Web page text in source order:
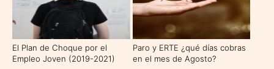
El Plan de Choque por el
Empleo Joven (2019-2021)
Paro y ERTE ¿qué días cobras
en el mes de Agosto?